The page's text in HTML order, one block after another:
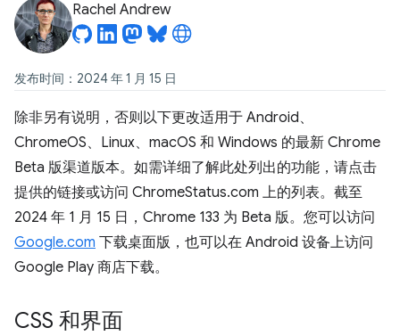
Rachel Andrew
发布时间：2024 年 1 月 15 日
除非另有说明，否则以下更改适用于 Android、
ChromeOS、Linux、macOS 和 Windows 的最新 Chrome
Beta 版渠道版本。如需详细了解此处列出的功能，请点击
提供的链接或访问 ChromeStatus.com 上的列表。截至
2024 年 1 月 15 日，Chrome 133 为 Beta 版。您可以访问
Google.com 下载桌面版，也可以在 Android 设备上访问
Google Play 商店下载。
CSS 和界面